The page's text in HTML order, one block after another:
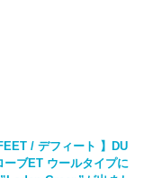
/ デフィート 】DU
ーブET ウールタイプに